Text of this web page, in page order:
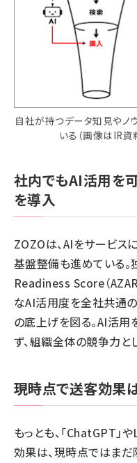
自社が持つデータ知見やノ
いる（画像はIR資
社内でもAI活用を
を導入
ZOZOは、AIをサービス
基盤整備も進めている。
Readiness Score（
なAI活用度を全社共通
の底上げを図る。AI活
ず、組織全体の競争力と
現時点で送客効果
もっとも、「ChatGPT
効果は、現時点ではまだ